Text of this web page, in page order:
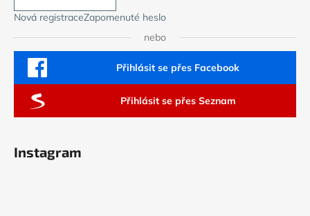
Nová registraceZapomenuté heslo
nebo
Přihlásit se přes Facebook
Přihlásit se přes Seznam
Instagram